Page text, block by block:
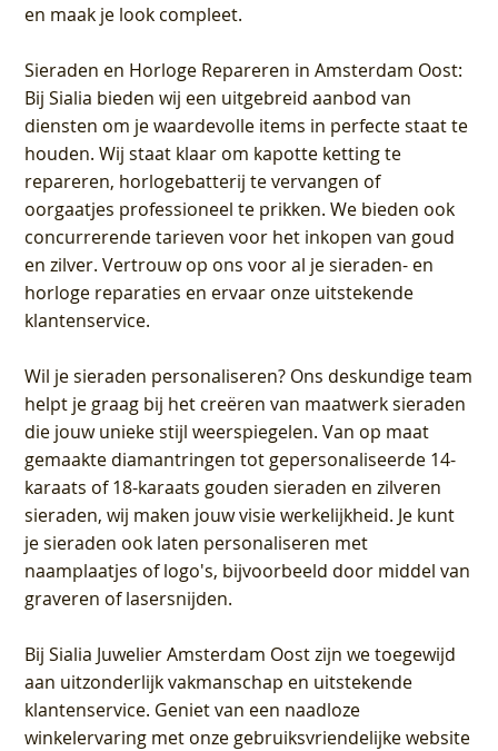
en maak je look compleet.
Sieraden en Horloge Repareren in Amsterdam Oost:
Bij Sialia bieden wij een uitgebreid aanbod van
diensten om je waardevolle items in perfecte staat te
houden. Wij staat klaar om kapotte ketting te
repareren, horlogebatterij te vervangen of
oorgaatjes professioneel te prikken. We bieden ook
concurrerende tarieven voor het inkopen van goud
en zilver. Vertrouw op ons voor al je sieraden- en
horloge reparaties en ervaar onze uitstekende
klantenservice.
Wil je sieraden personaliseren? Ons deskundige team
helpt je graag bij het creëren van maatwerk sieraden
die jouw unieke stijl weerspiegelen. Van op maat
gemaakte diamantringen tot gepersonaliseerde 14-
karaats of 18-karaats gouden sieraden en zilveren
sieraden, wij maken jouw visie werkelijkheid. Je kunt
je sieraden ook laten personaliseren met
naamplaatjes of logo's, bijvoorbeeld door middel van
graveren of lasersnijden.
BijSialia Juwelier Amsterdam Oostzijn we toegewijd
aan uitzonderlijk vakmanschap en uitstekende
klantenservice. Geniet van een naadloze
winkelervaring met onze gebruiksvriendelijke website